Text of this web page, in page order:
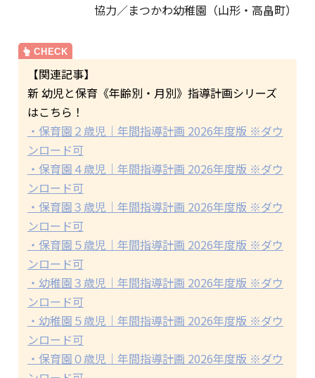
協力／まつかわ幼稚園（山形・高畠町）
【関連記事】
新 幼児と保育《年齢別・月別》指導計画シリーズ
はこちら！
・保育園２歳児｜年間指導計画 2026年度版 ※ダウ
ンロード可
・保育園４歳児｜年間指導計画 2026年度版 ※ダウ
ンロード可
・保育園３歳児｜年間指導計画 2026年度版 ※ダウ
ンロード可
・保育園５歳児｜年間指導計画 2026年度版 ※ダウ
ンロード可
・幼稚園３歳児｜年間指導計画 2026年度版 ※ダウ
ンロード可
・幼稚園５歳児｜年間指導計画 2026年度版 ※ダウ
ンロード可
・保育園０歳児｜年間指導計画 2026年度版 ※ダウ